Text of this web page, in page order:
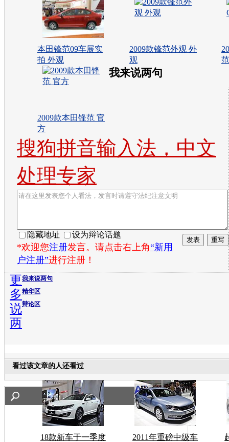
本田锋范09车展实
拍 外观
2009款锋范外观 外
观
2009款本田锋范 官
方
我来说两句
搜狗拼音输入法，中文
处理专家
隐藏地址 设为辩论话题
*欢迎您注册发言。请点击右上角“新用
户注册”进行注册！
我来说两句
精华区
辩论区
更
多
说
两
看过该文章的人还看过
18款新车于一季度
2011年重磅中级车